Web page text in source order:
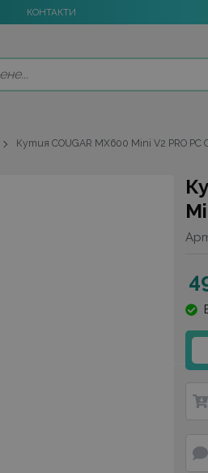
КОНТАКТИ
Кутия COUGAR MX600 Mini V2 PRO PC